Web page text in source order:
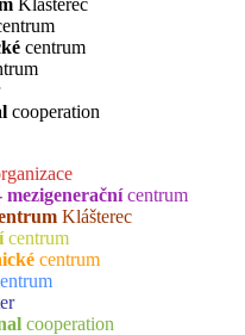
centrum
cooperation
mezigenerační centrum
Klášterec
centrum
centrum
cooperation